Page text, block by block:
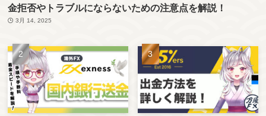
金拒否やトラブルにならないための注意点を解説！
3月 14, 2025